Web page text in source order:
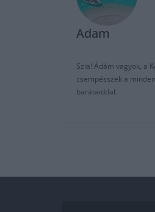
Adam
Szia! Ádám vagyok, a
csempésszek a
barátaiddal.